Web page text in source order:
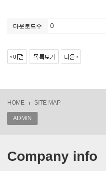
다운로드수 0
HOME SITE MAP
ADMIN
Company info